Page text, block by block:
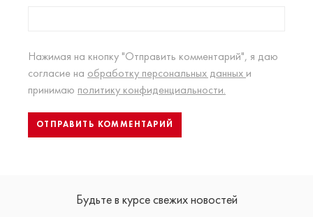
Нажимая на кнопку "Отправить комментарий", я даю
согласие на обработку персональных данных и
принимаю политику конфиденциальности.
Будьте в курсе свежих новостей